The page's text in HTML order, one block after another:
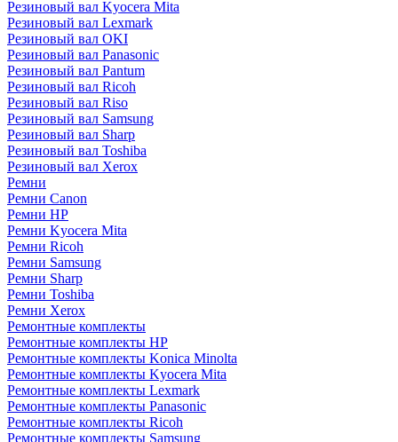
Резиновый вал Kyocera Mita
Резиновый вал Lexmark
Резиновый вал OKI
Резиновый вал Panasonic
Резиновый вал Pantum
Резиновый вал Ricoh
Резиновый вал Riso
Резиновый вал Samsung
Резиновый вал Sharp
Резиновый вал Toshiba
Резиновый вал Xerox
Ремни
Ремни Canon
Ремни HP
Ремни Kyocera Mita
Ремни Ricoh
Ремни Samsung
Ремни Sharp
Ремни Toshiba
Ремни Xerox
Ремонтные комплекты
Ремонтные комплекты HP
Ремонтные комплекты Konica Minolta
Ремонтные комплекты Kyocera Mita
Ремонтные комплекты Lexmark
Ремонтные комплекты Panasonic
Ремонтные комплекты Ricoh
Ремонтные комплекты Samsung